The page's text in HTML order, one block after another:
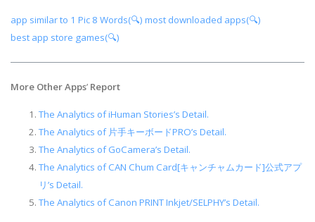
app similar to 1 Pic 8 Words(🔍) most downloaded apps(🔍)
best app store games(🔍)
More Other Apps’ Report
The Analytics of iHuman Stories’s Detail.
The Analytics of 片手キーボードPRO’s Detail.
The Analytics of GoCamera’s Detail.
The Analytics of CAN Chum Card[キャンチャムカード]公式アプ
リ’s Detail.
The Analytics of Canon PRINT Inkjet/SELPHY’s Detail.